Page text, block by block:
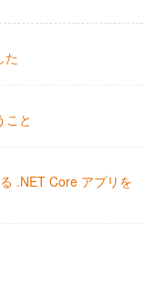
た
こと
.NET Core アプリを